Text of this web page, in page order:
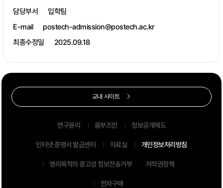
담당부서
입학팀
E-mail
postech-admission@postech.ac.kr
최종수정일
2025.09.18
연구윤리 옴부즈만 정보공개제도
인터넷 증명서 발급센터 자료실 개인정보처리방침
영리목적의 광고성 정보전송거부 저작권정책
전자구매
교내 사이트